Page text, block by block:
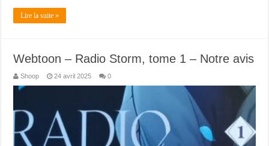
Lire la suite »
Webtoon – Radio Storm, tome 1 – Notre avis
Shoop 24 avril 2025 0